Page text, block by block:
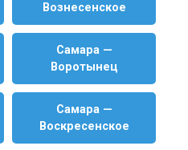
Вознесенское
Самара —
Воротынец
Самара —
Воскресенское